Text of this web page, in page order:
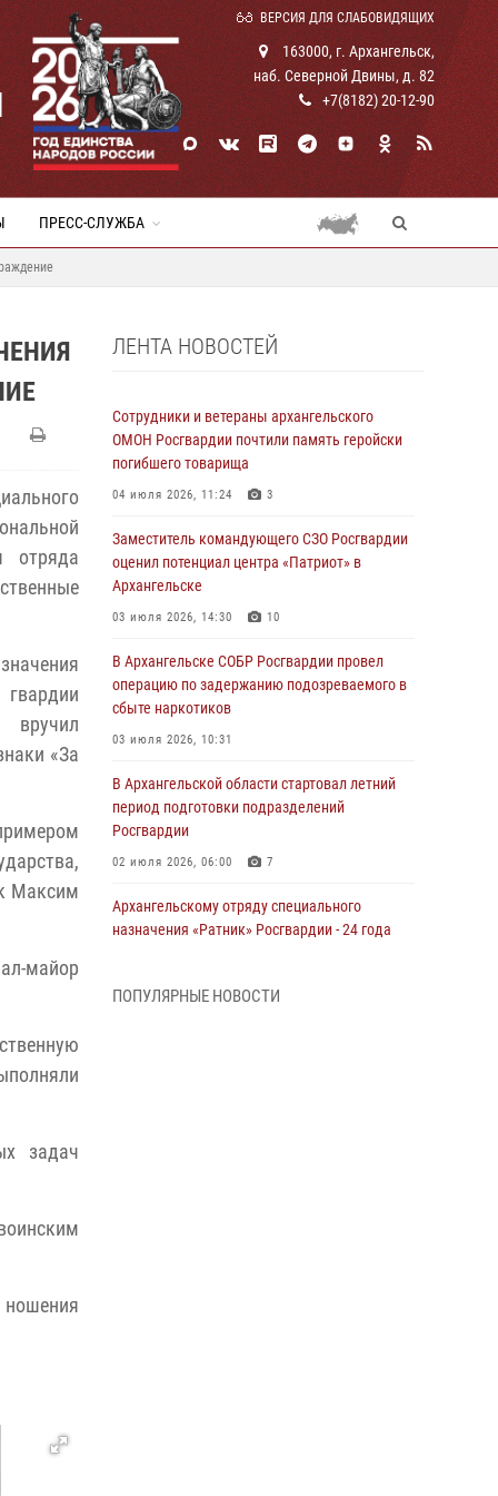
ВЕРСИЯ ДЛЯ СЛАБОВИДЯЩИХ
163000, г. Архангельск,
наб. Северной Двины, д. 82
+7(8182) 20-12-90
ПРЕСС-СЛУЖБА
отряда
вручил
«За
Максим
майор
задач
ЛЕНТА НОВОСТЕЙ
Сотрудники и ветераны архангельского
ОМОН Росгвардии почтили память геройски
погибшего товарища
04 июля 2026, 11:24 3
Заместитель командующего СЗО Росгвардии
оценил потенциал центра «Патриот» в
Архангельске
03 июля 2026, 14:30 10
В Архангельске СОБР Росгвардии провел
операцию по задержанию подозреваемого в
сбыте наркотиков
03 июля 2026, 10:31
В Архангельской области стартовал летний
период подготовки подразделений
Росгвардии
02 июля 2026, 06:00 7
Архангельскому отряду специального
назначения «Ратник» Росгвардии - 24 года
В Управлении Росгвардии по Архангельской
ПОПУЛЯРНЫЕ НОВОСТИ